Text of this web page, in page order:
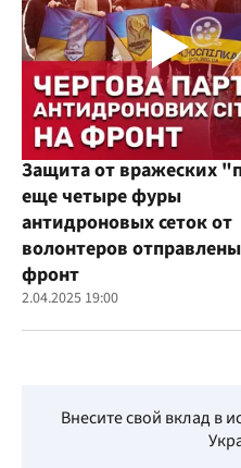
Защита от вражеских
еще четыре фуры
антидроновых сеток от
волонтеров
фронт
2.04.2025 19:00
Внесите свой вклад в